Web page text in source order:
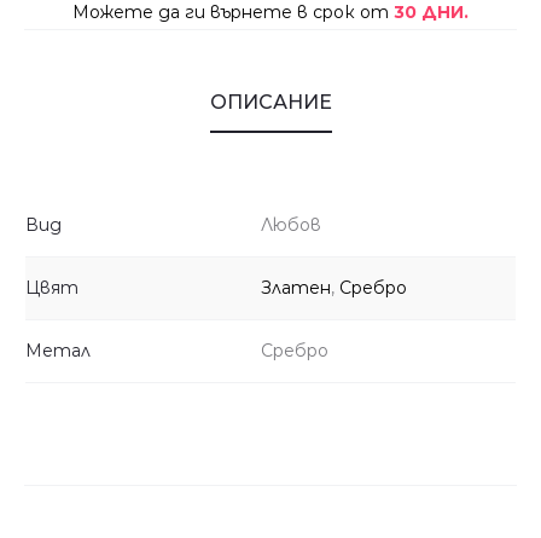
Можете да ги върнете в срок от 30 ДНИ.
ОПИСАНИЕ
Вид Любов
Цвят Златен, Сребро
Метал Сребро